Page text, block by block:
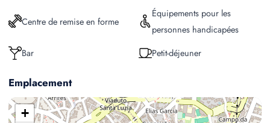
Centre de remise en forme
Équipements pour les
personnes handicapées
Bar
Petit-déjeuner
Emplacement
+